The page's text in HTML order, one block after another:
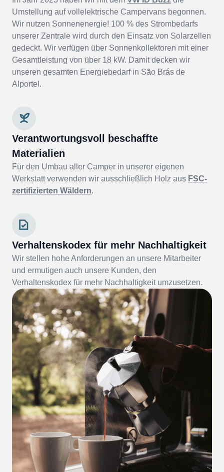
Umstellung auf vollelektrische Campervans begonnen.
Wir nutzen Sonnenenergie! 100 % des Strombedarfs
unserer Zentrale wird durch den Einsatz von Solarzellen
gedeckt. Wir verfügen über Sonnenkollektoren mit einer
Gesamtleistung von über 18 kW. Damit decken wir
unseren gesamten Energiebedarf in São Brás de
Alportel.
Verantwortungsvoll beschaffte
Materialien
Für den Umbau aller Camper in unserer eigenen
Werkstatt verwenden wir ausschließlich Holz aus FSC-
zertifizierten Wäldern.
Verhaltenskodex für mehr Nachhaltigkeit
Wir stellen hohe Anforderungen an unsere Mitarbeiter
und ermutigen auch unsere Kunden, den
Verhaltenskodex für mehr Nachhaltigkeit umzusetzen.